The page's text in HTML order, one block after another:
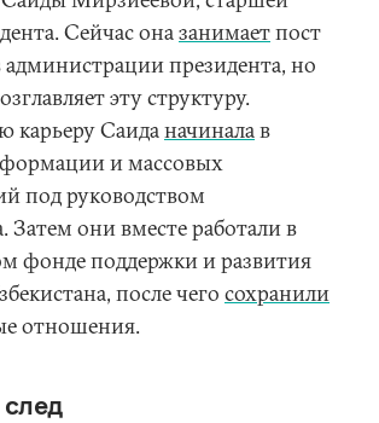
Сейчас оназанимаетпост
президента, но
эту структуру.
карьеру Саиданачиналав
и массовых
под руководством
они вместе работали в
фонде поддержки и развития
после чего сохранили
отношения.